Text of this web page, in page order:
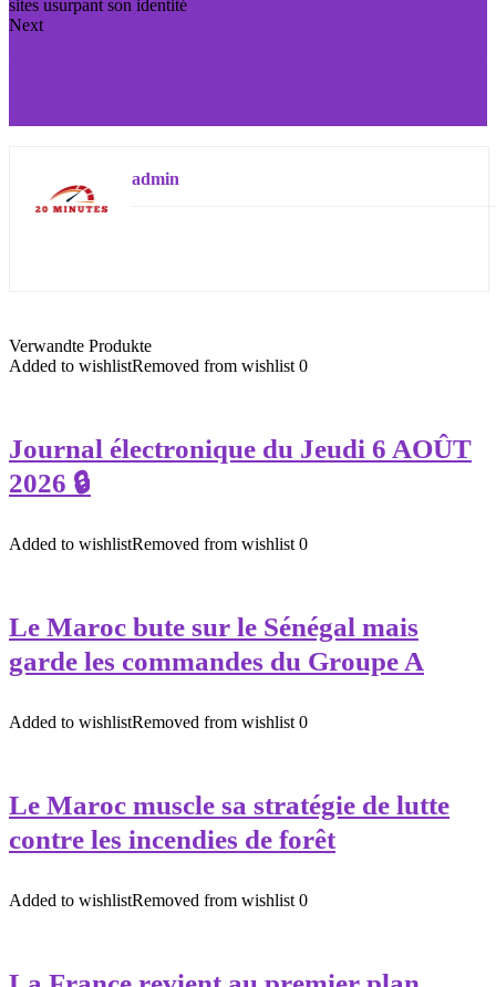
Next
admin
Verwandte Produkte
Added to wishlistRemoved from wishlist 0
Journal électronique du Jeudi 6 AOÛT
2026 🔒
Added to wishlistRemoved from wishlist 0
Le Maroc bute sur le Sénégal mais
garde les commandes du Groupe A
Added to wishlistRemoved from wishlist 0
Le Maroc muscle sa stratégie de lutte
contre les incendies de forêt
Added to wishlistRemoved from wishlist 0